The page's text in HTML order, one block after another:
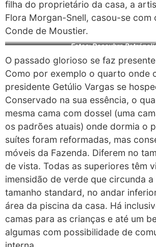
filha do proprietário da casa, a
Flora Morgan-Snell, casou-se com
Conde de Moustier.
Fotos: Descubra
O passado glorioso se faz
Como por exemplo o quarto onde
presidente Getúlio Vargas se
Conservado na sua essência, o
mesma cama com dossel (uma
os padrões atuais) onde dormia o
suítes foram reformadas, mas
móveis da Fazenda. Diferem no
de vista. Todas as superiores têm
imensidão de verde que circunda a
tamanho standard, no andar
área da piscina da casa. Há
camas para as crianças e até um
algumas com possibilidade de